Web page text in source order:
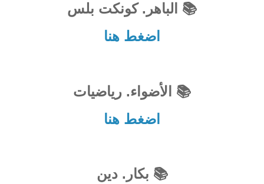
📚 الباهر. كونكت بلس
اضغط هنا
📚 الأضواء. رياضيات
اضغط هنا
📚 بكار. دين